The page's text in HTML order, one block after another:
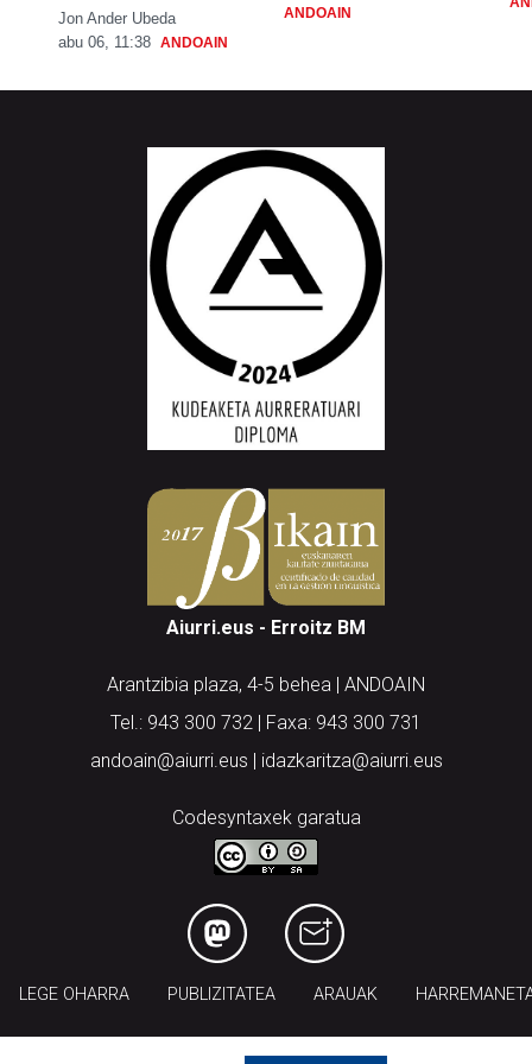
Jon Ander Ubeda
abu 06, 11:38 ANDOAIN
ANDOAIN
Aiurri.eus - Erroitz BM
Arantzibia plaza, 4-5 behea | ANDOAIN
Tel.: 943 300 732 | Faxa: 943 300 731
andoain@aiurri.eus | idazkaritza@aiurri.eus
Codesyntaxek garatua
LEGE OHARRA PUBLIZITATEA ARAUAK